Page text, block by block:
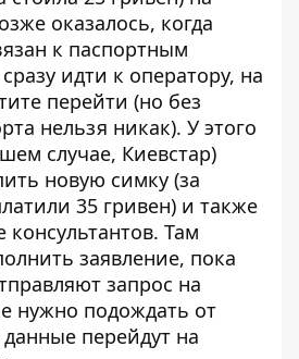
оказалось, когда
к паспортным
идти к оператору, на
перейти (но без
нельзя никак). У этого
случае, Киевстар)
новую симку (за
35 гривен) и также
консультантов. Там
заявление, пока
запрос на
нужно подождать от
перейдут на